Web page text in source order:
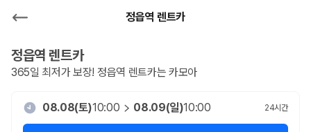
정읍역 렌트카
정읍역 렌트카
365일 최저가 보장! 정읍역 렌트카는 카모아
08.08(토)10:00 08.09(일)10:00 24시간